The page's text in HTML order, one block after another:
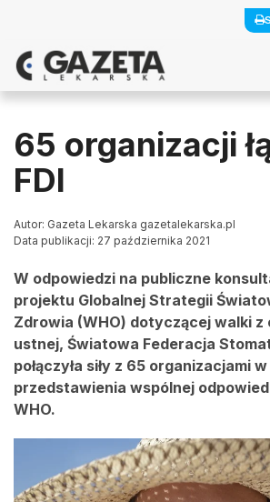
65 organizacji
FDI
Autor: Gazeta Lekarska gazetalekarska.pl
Data publikacji: 27 października 2021
W odpowiedzi na publiczne
projektu Globalnej Strategii
Zdrowia (WHO) dotyczącej walki z
ustnej, Światowa Federacja
połączyła siły z 65 organizacjami
przedstawienia wspólnej
WHO.